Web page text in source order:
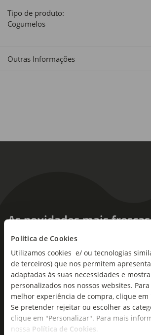
Política de Cookies
Utilizamos cookies e/ ou tecnologias
de terceiros) que nos permitem
adaptadas às suas necessidades e
personalizados nos nossos websites.
melhor experiência de compra, clique em
Se pretender rejeitar ou escolher as
clique em "Personalizar". Para mais
nossa Política de Cookies
Tipo de produto:
Cogumelos
Outras Informações
As novidades mais
seu e-mail!
Subscreva e descubra campanhas
ofertas e novidades para si.
Insira o seu e-
mail